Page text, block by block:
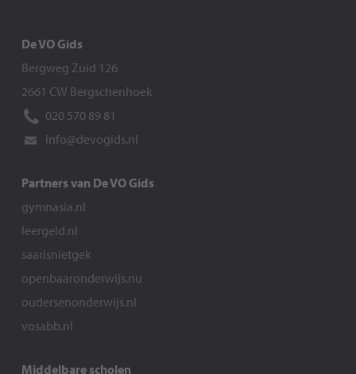
De VO Gids
Bergweg Zuid 126
2661 CW Bergschenhoek
020 570 89 81
info@devogids.nl
Partners van De VO Gids
gymnasia.nl
leergeld.nl
saarisnietgek
openbaaronderwijs.nu
oudersenonderwijs.nl
vosabb.nl
Middelbare scholen